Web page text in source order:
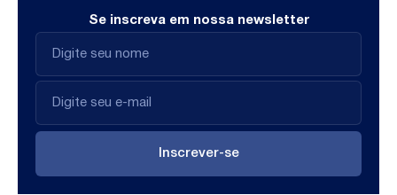
Se inscreva em nossa newsletter
Inscrever-se